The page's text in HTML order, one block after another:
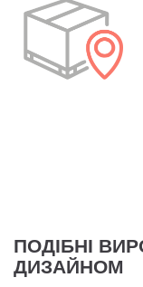
ПОДІБНІ
ДИЗАЙНОМ